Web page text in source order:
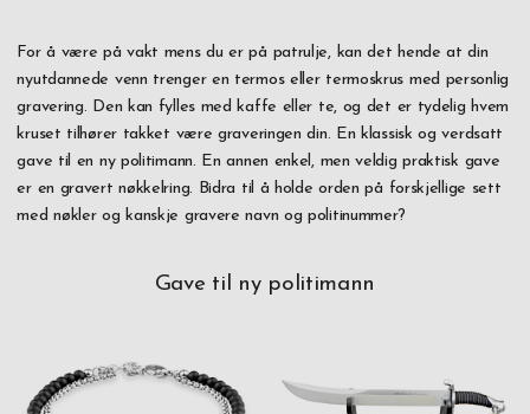
For å være på vakt mens du er på patrulje, kan det hende at din
nyutdannede venn trenger en termos eller termoskrus med personlig
gravering. Den kan fylles med kaffe eller te, og det er tydelig hvem
kruset tilhører takket være graveringen din. En klassisk og verdsatt
gave til en ny politimann. En annen enkel, men veldig praktisk gave
er en gravert nøkkelring. Bidra til å holde orden på forskjellige sett
med nøkler og kanskje gravere navn og politinummer?
Gave til ny politimann